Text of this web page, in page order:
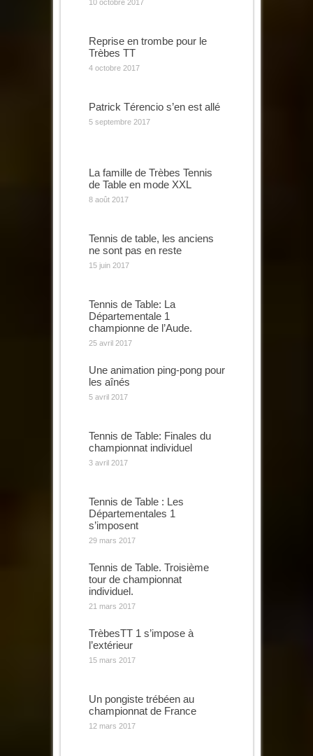
10 octobre 2017
Reprise en trombe pour le
Trèbes TT
4 octobre 2017
Patrick Térencio s’en est allé
5 septembre 2017
La famille de Trèbes Tennis
de Table en mode XXL
8 août 2017
Tennis de table, les anciens
ne sont pas en reste
15 juin 2017
Tennis de Table: La
Départementale 1
championne de l’Aude.
25 avril 2017
Une animation ping-pong pour
les aînés
5 avril 2017
Tennis de Table: Finales du
championnat individuel
3 avril 2017
Tennis de Table : Les
Départementales 1
s’imposent
29 mars 2017
Tennis de Table. Troisième
tour de championnat
individuel.
21 mars 2017
TrèbesTT 1 s’impose à
l’extérieur
15 mars 2017
Un pongiste trébéen au
championnat de France
12 mars 2017